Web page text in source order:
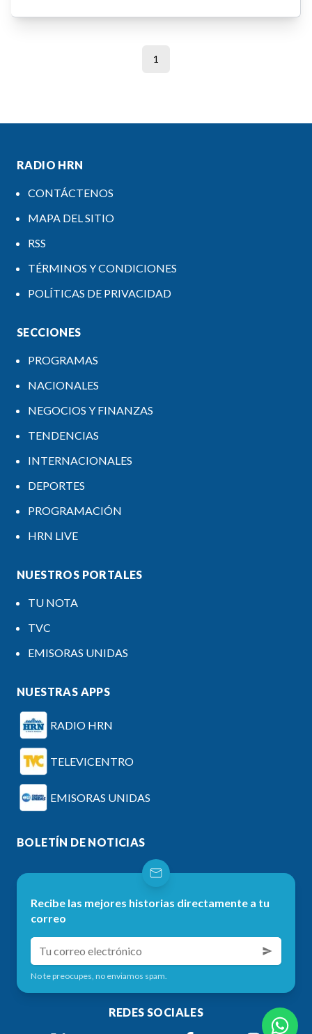
1
RADIO HRN
CONTÁCTENOS
MAPA DEL SITIO
RSS
TÉRMINOS Y CONDICIONES
POLÍTICAS DE PRIVACIDAD
SECCIONES
PROGRAMAS
NACIONALES
NEGOCIOS Y FINANZAS
TENDENCIAS
INTERNACIONALES
DEPORTES
PROGRAMACIÓN
HRN LIVE
NUESTROS PORTALES
TU NOTA
TVC
EMISORAS UNIDAS
NUESTRAS APPS
RADIO HRN
TELEVICENTRO
EMISORAS UNIDAS
BOLETÍN DE NOTICIAS
Recibe las mejores historias directamente a tu
correo
No te preocupes, no enviamos spam.
REDES SOCIALES